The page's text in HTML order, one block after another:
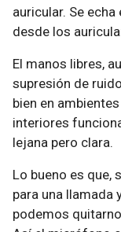
auricular. Se
desde los
El manos libres,
supresión de
bien en
interiores
lejana pero clara.
Lo bueno es que,
para una llamada
podemos